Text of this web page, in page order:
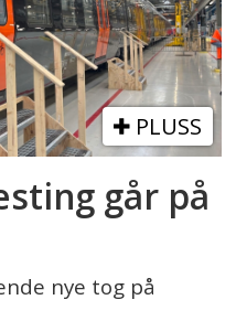
PLUSS
går på
nye tog på